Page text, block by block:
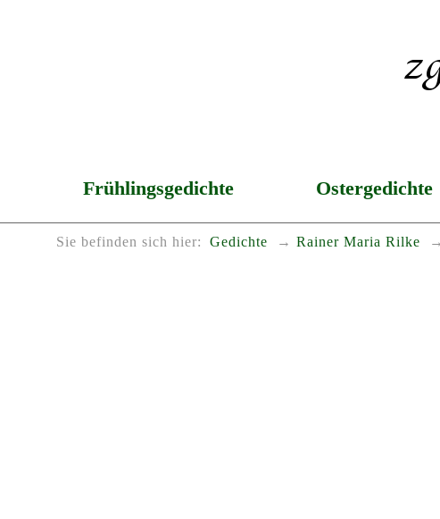
Frühlingsgedichte Ostergedichte
Sie befinden sich hier: Gedichte Rainer Maria Rilke